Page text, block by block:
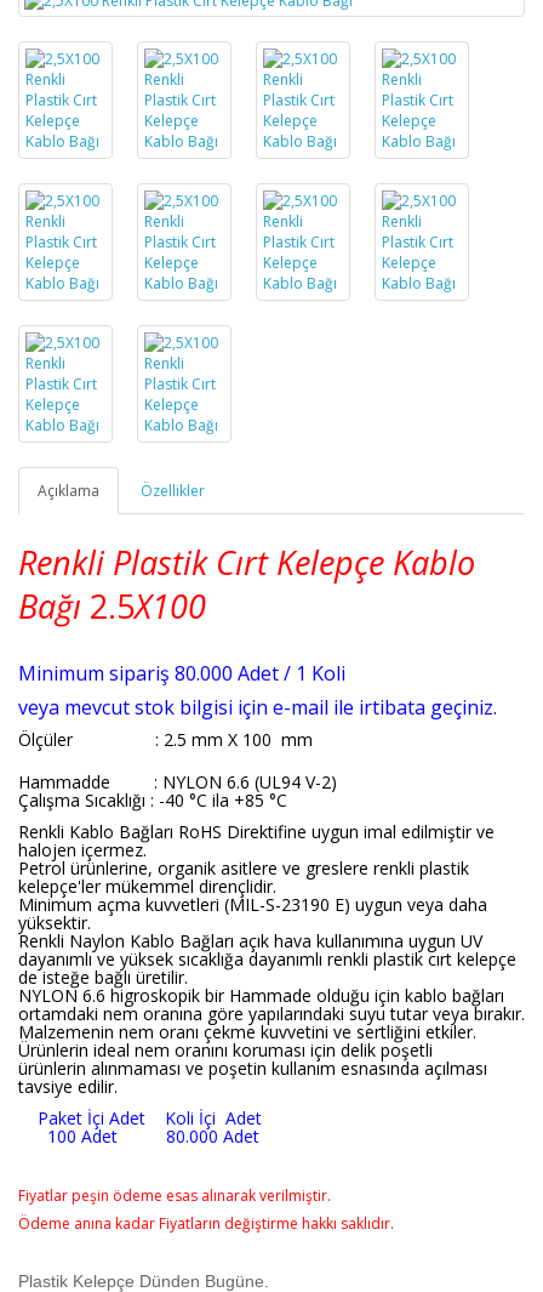
Açıklama Özellikler
Renkli Plastik Cırt Kelepçe Kablo
Bağı 2.5X100
Minimum sipariş 80.000 Adet / 1 Koli
veya mevcut stok bilgisi için e-mail ile irtibata geçiniz.
Ölçüler
: 2.5 mm X 100 mm
Hammadde : NYLON 6.6 (UL94 V-2)
Çalışma Sıcaklığı : -40 °C ila +85 °C
Renkli Kablo Bağları RoHS Direktifine uygun imal edilmiştir ve
halojen içermez.
Petrol ürünlerine, organik asitlere ve greslere renkli plastik
kelepçe'ler mükemmel dirençlidir.
Minimum açma kuvvetleri (MIL-S-23190 E) uygun veya daha
yüksektir.
Renkli Naylon Kablo Bağları açık hava kullanımına uygun UV
dayanımlı ve yüksek sıcaklığa dayanımlı renkli plastik cırt kelepçe
de isteğe bağlı üretilir.
NYLON 6.6 higroskopik bir Hammade olduğu için kablo bağları
ortamdaki nem oranına göre yapılarındaki suyu tutar veya bırakır.
Malzemenin nem oranı çekme kuvvetini ve sertliğini etkiler.
Ürünlerin ideal nem oranını koruması için delik poşetli
ürünlerin alınmaması ve poşetin kullanım esnasında açılması
tavsiye edilir.
Paket İçi Adet Koli İçi Adet
100 Adet 80.000 Adet
Fiyatlar peşin ödeme esas alınarak verilmiştir.
Ödeme anına kadar Fiyatların değiştirme hakkı saklıdır.
Plastik Kelepçe Dünden Bugüne.